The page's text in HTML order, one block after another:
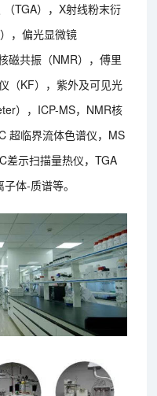
TGA），X射线粉末衍
，偏光显微镜
磁共振（NMR），傅里
（KF），紫外及可见光
），ICP-MS，NMR核
超临界流体色谱仪，MS
差示扫描量热仪，TGA
体-质谱等。